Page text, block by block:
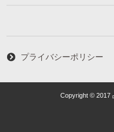
プライバシーポリシー
Copyright © 2017